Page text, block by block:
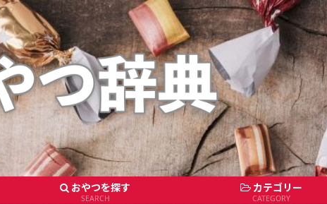
おやつを探す
SEARCH
カテゴリー
CATEGORY